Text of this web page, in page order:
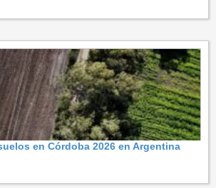
en Córdoba 2026 en Argentina